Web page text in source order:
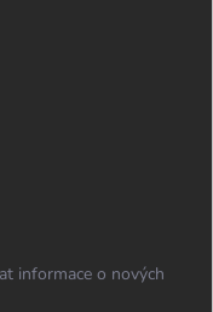
informace o nových